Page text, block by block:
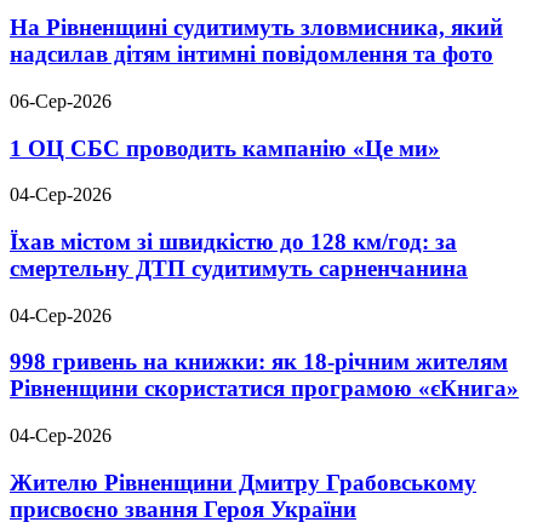
На Рівненщині судитимуть зловмисника, який
надсилав дітям інтимні повідомлення та фото
06-Сер-2026
1 ОЦ СБС проводить кампанію «Це ми»
04-Сер-2026
Їхав містом зі швидкістю до 128 км/год: за
смертельну ДТП судитимуть сарненчанина
04-Сер-2026
998 гривень на книжки: як 18-річним жителям
Рівненщини скористатися програмою «єКнига»
04-Сер-2026
Жителю Рівненщини Дмитру Грабовському
присвоєно звання Героя України